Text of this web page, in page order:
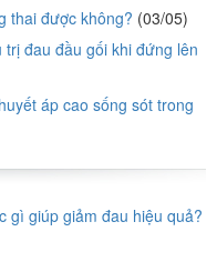
thai được không? (03/05)
đau đầu gối khi đứng lên
áp cao sống sót trong
gì giúp giảm đau hiệu quả?